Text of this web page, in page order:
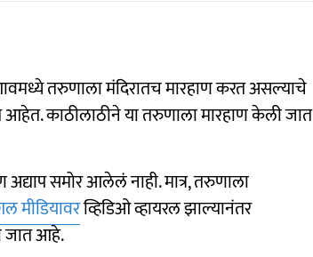
तरुणाला मंदिरातच मारहाण करत असल्याचे
काठीलाठीने या तरुणाला मारहाण केली जात
समोर आलेलं नाही. मात्र, तरुणाला
मीडियावरव्हिडिओ व्हायरल झाल्यानंतर
जात आहे.